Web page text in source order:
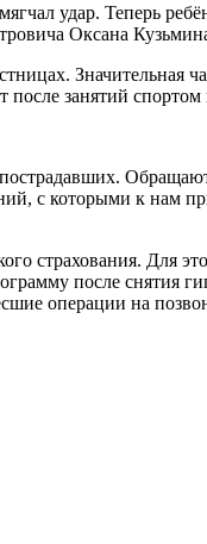
удар. Теперь
Оксана
Значительная
после занятий спортом
с которыми к нам
страхования. Для
после снятия
операции на